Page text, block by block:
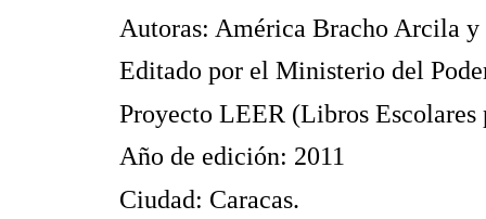
Autoras: América Bracho Arcila
Editado por el Ministerio del
Proyecto LEER (Libros Escolares
Año de edición: 2011
Ciudad: Caracas.